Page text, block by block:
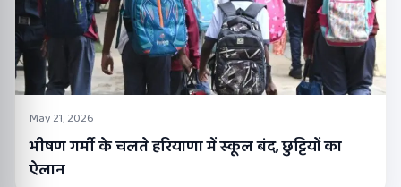
May 21, 2026
भीषण गर्मी के चलते हरियाणा में स्कूल बंद, छुट्टियों का
ऐलान